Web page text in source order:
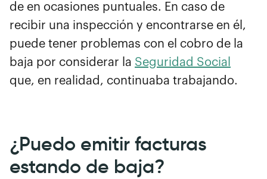
de en ocasiones puntuales. En caso de
recibir una inspección y encontrarse en él,
puede tener problemas con el cobro de la
baja por considerar la Seguridad Social
que, en realidad, continuaba trabajando.
¿Puedo emitir facturas
estando de baja?